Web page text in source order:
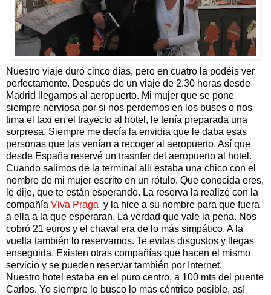
Nuestro viaje duró cinco días, pero en cuatro la podéis ver
perfectamente. Después de un viaje de 2.30 horas desde
Madrid llegamos al aeropuerto. Mi mujer que se pone
siempre nerviosa por si nos perdemos en los buses o nos
tima el taxi en el trayecto al hotel, le tenía preparada una
sorpresa. Siempre me decía la envidia que le daba esas
personas que las venían a recoger al aeropuerto. Así que
desde España reservé un trasnfer del aeropuerto al hotel.
Cuando salimos de la terminal allí estaba una chico con el
nombre de mi mujer escrito en un rótulo. Que conocida eres,
le dije, que te están esperando. La reserva la realizé con la
compañía Viva Praga y la hice a su nombre para que fuera
a ella a la que esperaran. La verdad que vale la pena. Nos
cobró 21 euros y el chaval era de lo más simpático. A la
vuelta también lo reservamos. Te evitas disgustos y llegas
enseguida. Existen otras compañías que hacen el mismo
servicio y se pueden reservar también por Internet.
Nuestro hotel estaba en el puro centro, a 100 mts del puente
Carlos. Yo siempre lo busco lo mas céntrico posible, así